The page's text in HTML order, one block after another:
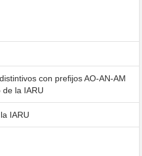
con prefijos AO-AN-AM
de la IARU
IARU